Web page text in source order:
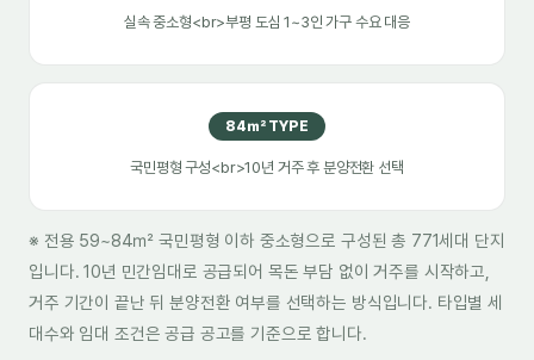
실속 중소형<br>부평 도심 1~3인 가구 수요 대응
84㎡ TYPE
국민평형 구성<br>10년 거주 후 분양전환 선택
※ 전용 59~84㎡ 국민평형 이하 중소형으로 구성된 총 771세대 단지
입니다. 10년 민간임대로 공급되어 목돈 부담 없이 거주를 시작하고,
거주 기간이 끝난 뒤 분양전환 여부를 선택하는 방식입니다. 타입별 세
대수와 임대 조건은 공급 공고를 기준으로 합니다.